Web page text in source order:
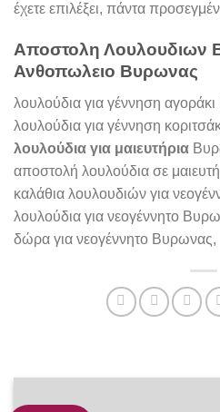
έχετε επιλέξει, πάντα
Αποστολη Λουλουδιων
Ανθοπωλειο Βυρωνας
λουλούδια για γέννηση
λουλούδια για γέννηση
λουλούδια για μαιευτήρια
αποστολή λουλούδια σε
καλάθια λουλουδιών για
λουλούδια για νεογέννητο
δώρα για νεογέννητο Βυρωνας,